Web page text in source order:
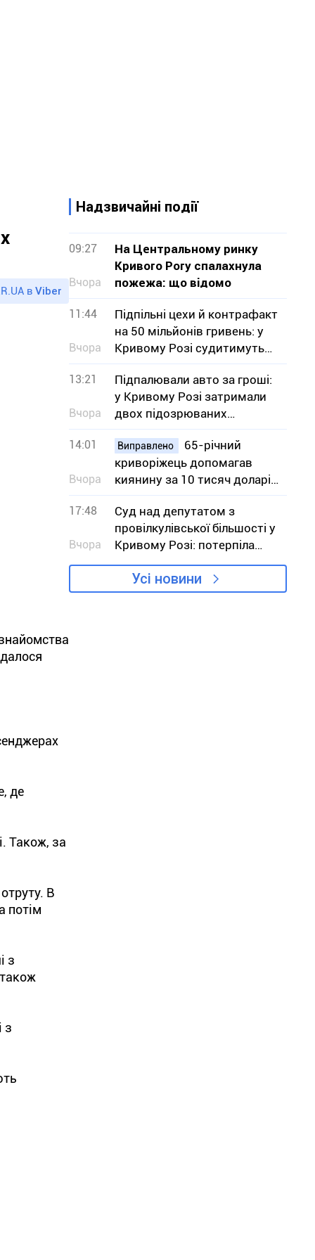
в Viber
де
Також, за
В
потім
з
з
Надзвичайні події
09:27
Вчора
На Центральному ринку
Кривого Рогу спалахнула
пожежа: що відомо
11:44
Вчора
Підпільні цехи й контрафакт
на 50 мільйонів гривень: у
Кривому Розі судитимуть
13 людей
13:21
Вчора
Підпалювали авто за гроші:
у Кривому Розі затримали
двох підозрюваних
виконавиць
14:01
Вчора
Виправлено
65-річний
криворіжець допомагав
киянину за 10 тисяч доларів
незаконно потрапити у
Словаччину
17:48
Вчора
Суд над депутатом з
провілкулівської більшості у
Кривому Розі: потерпіла
сторона заявляє, що вона не
потерпіла
Усі новини